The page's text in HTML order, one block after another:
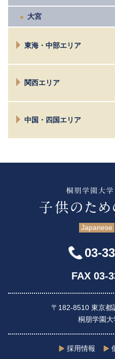
大宮
東海・中部エリア
松本
富士
関西エリア
大阪中国・四国エリア
Japanese
03-
FAX 03-
〒182-8510 東京都
桐朋学園
採用情報